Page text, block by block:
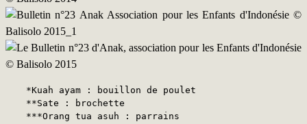
*Kuah ayam : bouillon de poulet
**Sate : brochette
***Orang tua asuh : parrains